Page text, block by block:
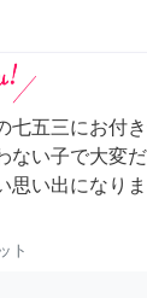
七五三にお付
ない子で大変
思い出になり
ト